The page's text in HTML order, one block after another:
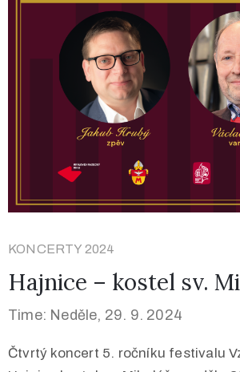
KONCERTY 2024
Hajnice – kostel sv.
Time: Neděle, 29. 9. 2024
Čtvrtý koncert 5. ročníku festivalu